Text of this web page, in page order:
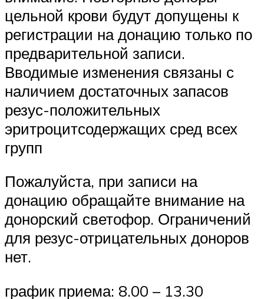
цельной крови будут допущены к
регистрации на донацию только по
предварительной записи.
Вводимые изменения связаны с
наличием достаточных запасов
резус-положительных
эритроцитсодержащих сред всех
групп
Пожалуйста, при записи на
донацию обращайте внимание на
донорский светофор. Ограничений
для резус-отрицательных доноров
нет.
график приема: 8.00 – 13.30